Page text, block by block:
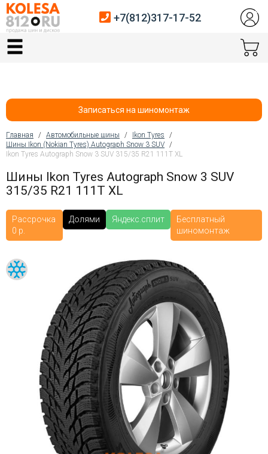
Главная
Автосервис
Датчики давления
Услуги шиномонтажа
Хранение шин
Покупателям
Контакты
Войти на сайт
+7(812)317-
+7(812)317-17-52
Записаться на шиномонтаж
Вы здесь
Главная / Автомобильные шины / Ikon Tyres
/
Шины Ikon (Nokian Tyres) Autograph Snow 3 SUV /
Ikon Tyres Autograph Snow 3 SUV 315/35 R21 111T XL
Шины Ikon Tyres Autograph Snow 3 SUV
315/35 R21 111T XL
Рассрочка
0 р.
Долями Яндекс.сплит
Бесплатный
шиномонтаж